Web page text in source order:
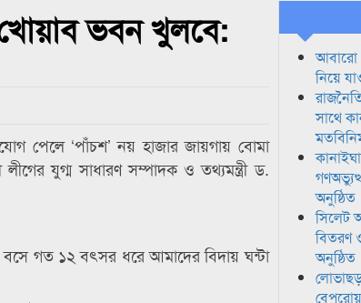
চুরি করে নিয়ে যাওয়া হচ্ছে আটগ্রামে
ভবন খুলবে:
পেলে ‘পাঁচশ’ নয় হাজার জায়গায় বোমা
যুগ্ম সাধারণ সম্পাদক ও তথ্যমন্ত্রী ড.
বসে গত ১২ বৎসর ধরে আমাদের বিদায় ঘন্টা
আবারো
নিয়ে
সাথে
অনুষ্ঠিত
সিলেট
বিতরণ
অনুষ্ঠিত